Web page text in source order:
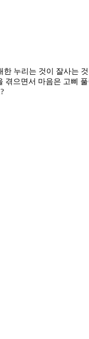
누리는 것이 잘사는
으면서 마음은 고삐